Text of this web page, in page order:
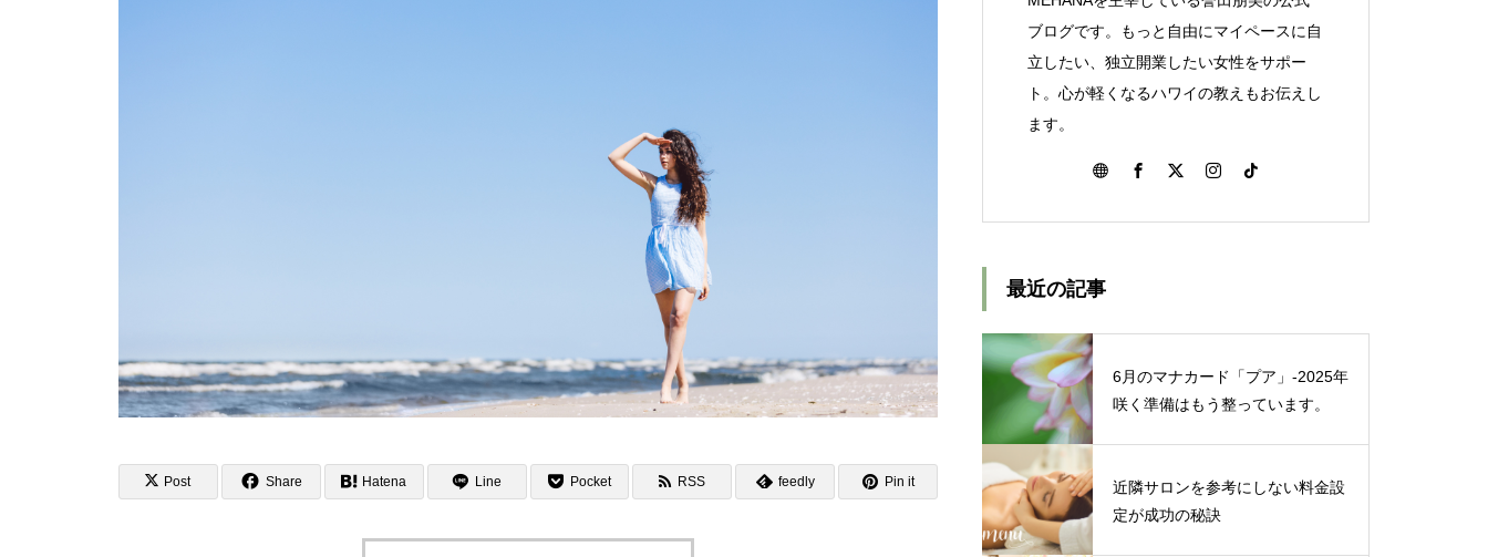
Spread ALOHA！アロハを広げ
よう
9周年ありがとうございます！
Post Share Hatena Line Pocket RSS feedly Pin it
ブログです。もっと自由にマイペースに自
立したい、独立開業したい女性をサポー
ト。心が軽くなるハワイの教えもお伝えし
ます。
最近の記事
6月のマナカード「プア」‐2025年
咲く準備はもう整っています。
近隣サロンを参考にしない料金設
定が成功の秘訣